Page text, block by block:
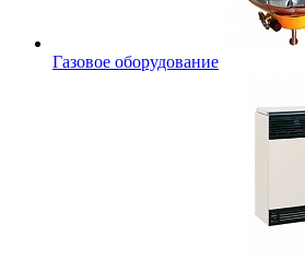
Газовое оборудование